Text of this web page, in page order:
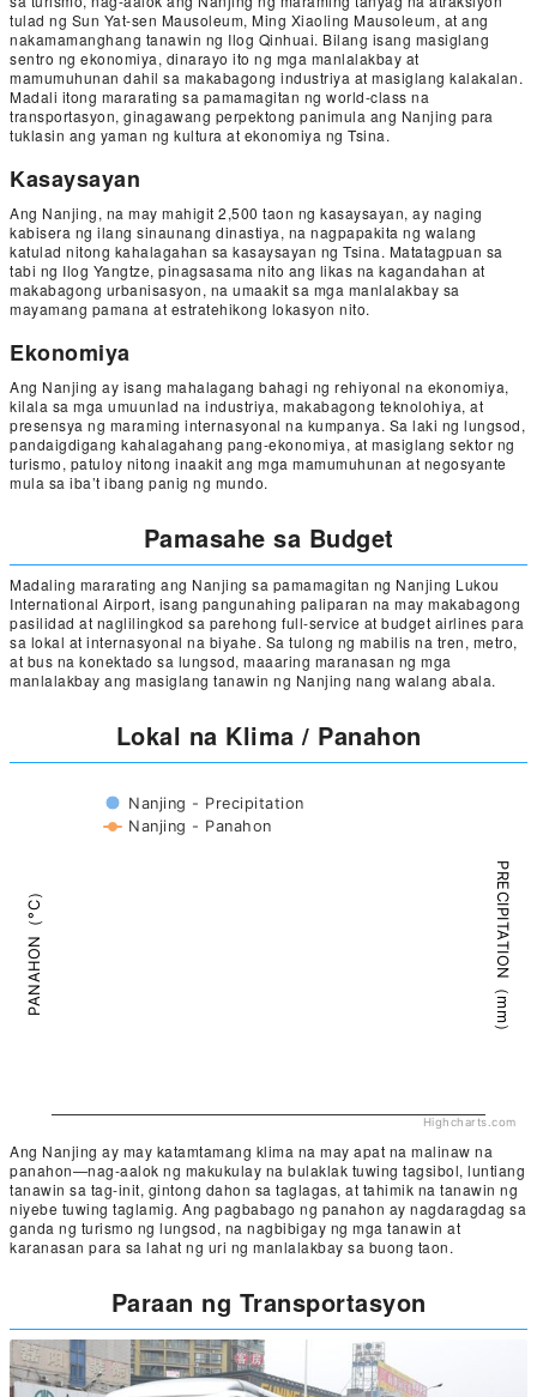
tulad ng Sun Yat-sen Mausoleum, Ming Xiaoling Mausoleum, at ang
nakamamanghang tanawin ng Ilog Qinhuai. Bilang isang masiglang
sentro ng ekonomiya, dinarayo ito ng mga manlalakbay at
mamumuhunan dahil sa makabagong industriya at masiglang kalakalan.
Madali itong mararating sa pamamagitan ng world-class na
transportasyon, ginagawang perpektong panimula ang Nanjing para
tuklasin ang yaman ng kultura at ekonomiya ng Tsina.
Kasaysayan
Ang Nanjing, na may mahigit 2,500 taon ng kasaysayan, ay naging
kabisera ng ilang sinaunang dinastiya, na nagpapakita ng walang
katulad nitong kahalagahan sa kasaysayan ng Tsina. Matatagpuan sa
tabi ng Ilog Yangtze, pinagsasama nito ang likas na kagandahan at
makabagong urbanisasyon, na umaakit sa mga manlalakbay sa
mayamang pamana at estratehikong lokasyon nito.
Ekonomiya
Ang Nanjing ay isang mahalagang bahagi ng rehiyonal na ekonomiya,
kilala sa mga umuunlad na industriya, makabagong teknolohiya, at
presensya ng maraming internasyonal na kumpanya. Sa laki ng lungsod,
pandaigdigang kahalagahang pang-ekonomiya, at masiglang sektor ng
turismo, patuloy nitong inaakit ang mga mamumuhunan at negosyante
mula sa iba’t ibang panig ng mundo.
Pamasahe sa Budget
Madaling mararating ang Nanjing sa pamamagitan ng Nanjing Lukou
International Airport, isang pangunahing paliparan na may makabagong
pasilidad at naglilingkod sa parehong full-service at budget airlines para
sa lokal at internasyonal na biyahe. Sa tulong ng mabilis na tren, metro,
at bus na konektado sa lungsod, maaaring maranasan ng mga
manlalakbay ang masiglang tanawin ng Nanjing nang walang abala.
Lokal na Klima / Panahon
PANAHON（°C） PRECIPITATION（mm）
Nanjing - Precipitation
Nanjing - Panahon
Highcharts.com
Ang Nanjing ay may katamtamang klima na may apat na malinaw na
panahon—nag-aalok ng makukulay na bulaklak tuwing tagsibol, luntiang
tanawin sa tag-init, gintong dahon sa taglagas, at tahimik na tanawin ng
niyebe tuwing taglamig. Ang pagbabago ng panahon ay nagdaragdag sa
ganda ng turismo ng lungsod, na nagbibigay ng mga tanawin at
karanasan para sa lahat ng uri ng manlalakbay sa buong taon.
Paraan ng Transportasyon